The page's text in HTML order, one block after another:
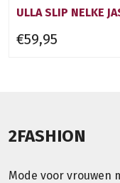
ULLA SLIP NELKE
€59,95
2FASHION
Mode voor vrouwen